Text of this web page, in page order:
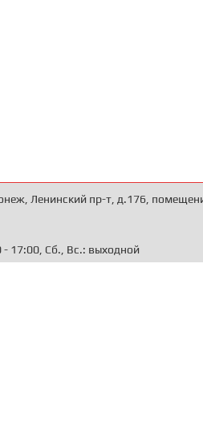
Ленинский пр-т, д.176,
17:00, Сб., Вс.: выходной